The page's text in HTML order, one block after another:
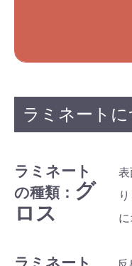
ラミネートに
ラミネート
の種類： グ
ロス
に